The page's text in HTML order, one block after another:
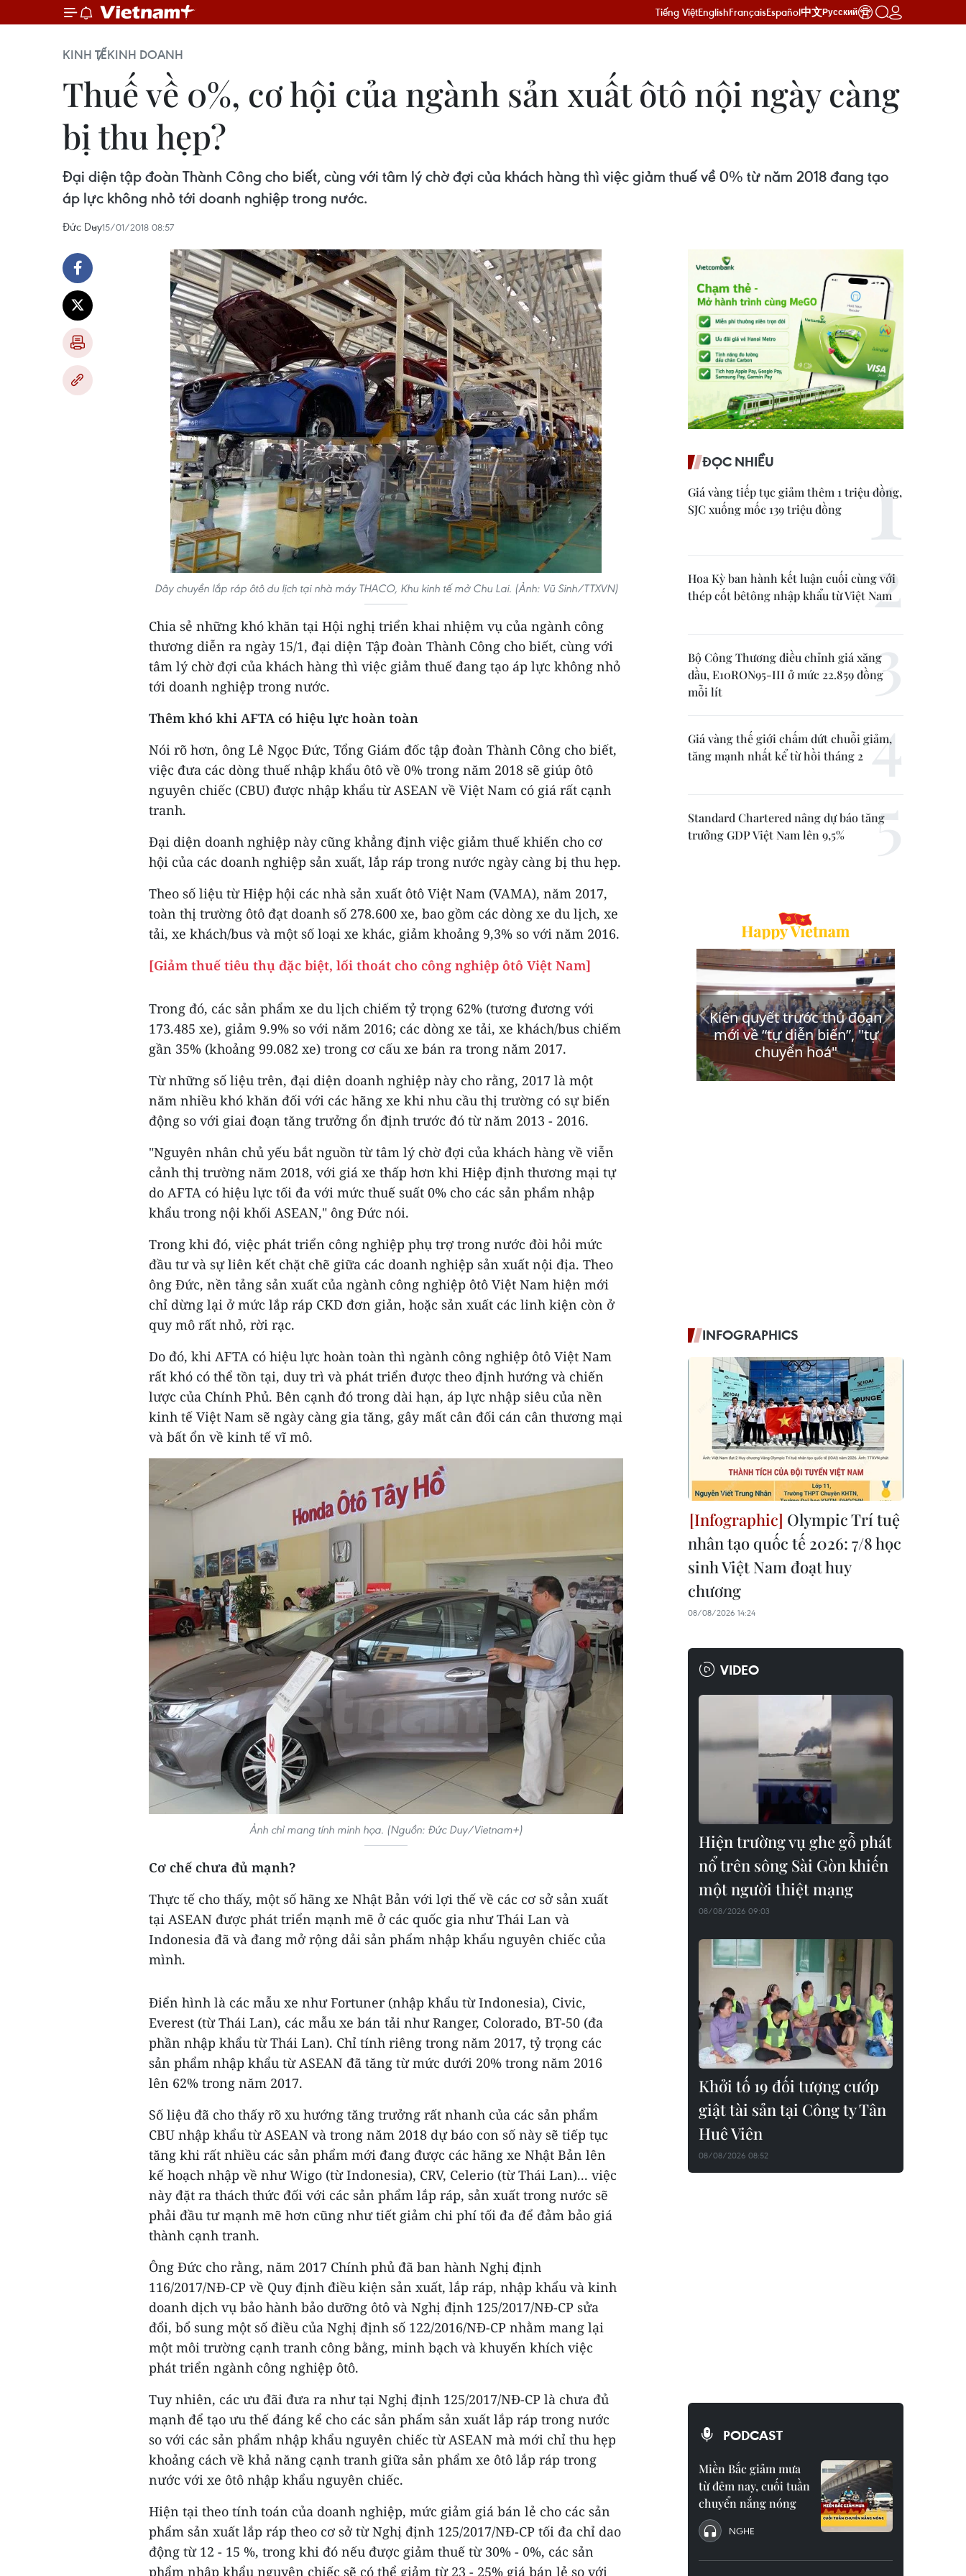
Tiếng ViệtEnglishFrançaisEspañol中文Русский
KINH TẾKINH DOANH
Thuế về 0%, cơ hội của ngành sản xuất ôtô nội ngày càng
bị thu hẹp?
Đại diện tập đoàn Thành Công cho biết, cùng với tâm lý chờ đợi của khách hàng thì việc giảm thuế về 0% từ năm 2018 đang tạo
áp lực không nhỏ tới doanh nghiệp trong nước.
Đức Duy15/01/2018 08:57
Dây chuyền lắp ráp ôtô du lịch tại nhà máy THACO, Khu kinh tế mở Chu Lai. (Ảnh: Vũ Sinh/TTXVN)
Chia sẻ những khó khăn tại Hội nghị triển khai nhiệm vụ của ngành công
thương diễn ra ngày 15/1, đại diện ​Tập đoàn Thành Công cho biết, cùng với
tâm lý chờ đợi của khách hàng thì việc giảm thuế đang tạo áp lực không nhỏ
tới doanh nghiệp trong nước.
Thêm khó khi AFTA có hiệu lực hoàn toàn
Nói rõ hơn, ông ​Lê Ngọc Đức, Tổng Giám đốc ​tập đoàn Thành Công cho biết,
việc đưa các dòng thuế nhập khẩu ôtô về 0% trong năm 2018 sẽ ​giúp ôtô
nguyên chiếc (CBU) được nhập khẩu từ ASEAN về Việt Nam có giá rất cạnh
tranh.
Đại diện doanh nghiệp này cũng khẳng định ​việc giảm thuế khiến cho cơ
hội của các doanh nghiệp sản xuất, lắp ráp trong nước ngày càng bị thu hẹp.
Theo số liệu từ Hiệp hội các nhà sản xuất ôtô Việt Nam (VAMA), năm 2017,
toàn thị trường ôtô đạt doanh số 278.600 xe, bao gồm các dòng xe du lịch, xe
tải, xe khách/bus và một số loại xe khác, giảm khoảng 9,3% so với năm 2016.
[Giảm thuế tiêu thụ đặc biệt, lối thoát cho công nghiệp ôtô Việt Nam]
Trong đó, các sản phẩm xe du lịch chiếm tỷ trọng 62% (tương đương với
173.485 xe), giảm 9.9% so với năm 2016; các dòng xe tải, xe khách/bus chiếm
gần 35% (khoảng 99.082 xe) trong cơ cấu xe bán ra trong năm 2017.
Từ những số liệu trên, đại diện doanh nghiệp này cho rằng, 2017 là một
năm nhiều khó khăn đối với các hãng xe khi nhu cầu thị trường có sự biến
động so với giai đoạn tăng trưởng ổn định trước đó từ năm 2013 - 2016.
"Nguyên nhân chủ yếu bắt nguồn từ tâm lý chờ đợi của khách hàng về viễn
cảnh thị trường năm 2018, với giá xe thấp hơn khi Hiệp định thương mại tự
do AFTA có hiệu lực tối đa với mức thuế suất 0% cho các sản phẩm nhập
khẩu trong nội khối ASEAN," ông Đức nói.
​Trong khi đó, việc phát triển công nghiệp phụ trợ trong nước đòi hỏi mức
đầu tư và sự liên kết chặt chẽ giữa các doanh nghiệp sản xuất nội địa. ​Theo
ông Đức, nền tảng sản xuất của ngành công nghiệp ôtô Việt Nam hiện mới
chỉ dừng lại ở mức lắp ráp CKD đơn giản, hoặc sản xuất các linh kiện còn ở
quy mô rất nhỏ, rời rạc.
Do đó, khi AFTA có hiệu lực hoàn toàn thì ngành công nghiệp ôtô Việt Nam
rất khó có thể tồn tại, duy trì và phát triển được theo định hướng và chiến
lược của Chính Phủ. Bên cạnh đó trong dài hạn, áp lực nhập siêu của nền
kinh tế Việt Nam sẽ ngày càng gia tăng, gây mất cân đối cán cân thương mại
và bất ổn về kinh tế vĩ mô.
Ảnh chỉ mang tính minh họa. (Nguồn: Đức Duy/Vietnam+)
Cơ chế chưa đủ mạnh?
Thực tế cho thấy, một số hãng xe Nhật Bản với lợi thế về các cơ sở sản xuất
tại ASEAN được phát triển mạnh mẽ ở các quốc gia như Thái Lan và
Indonesia đã và đang mở rộng dải sản phẩm nhập khẩu nguyên chiếc của
mình.
Điển hình là các mẫu xe như Fortuner (nhập khẩu từ Indonesia), Civic,
Everest (từ Thái Lan), các mẫu xe bán tải như Ranger, Colorado, BT-50 (đa
phần nhập khẩu từ Thái Lan). Chỉ tính riêng trong năm 2017, tỷ trọng các
sản phẩm nhập khẩu từ ASEAN đã tăng từ mức dưới 20% trong năm 2016
lên 62% trong năm 2017.
Số liệu đã cho thấy rõ xu hướng tăng trưởng rất nhanh của các sản phẩm
CBU nhập khẩu từ ASEAN và trong năm 2018 dự báo con số này sẽ tiếp tục
tăng khi rất nhiều các sản phẩm mới đang được các hãng xe Nhật Bản lên
kế hoạch nhập về như Wigo (từ Indonesia), CRV, Celerio (từ Thái Lan)... việc
này đặt ra thách thức đối với các sản phẩm lắp ráp, sản xuất trong nước sẽ
phải đầu tư mạnh mẽ hơn cũng như tiết giảm chi phí tối đa để đảm bảo giá
thành cạnh tranh.
Ông Đức cho rằng, năm 2017 Chính phủ đã ban hành Nghị định
116/2017/NĐ-CP về Quy định điều kiện sản xuất, lắp ráp, nhập khẩu và kinh
doanh dịch vụ bảo hành bảo dưỡng ôtô và Nghị định 125/2017/NĐ-CP sửa
đổi, bổ sung một số điều của Nghị định số 122/2016/NĐ-CP nhằm mang lại
một môi trường cạnh tranh công bằng, minh bạch và khuyến khích việc
phát triển ngành công nghiệp ôtô.
Tuy nhiên, các ưu đãi đưa ra như tại Nghị định 125/2017/NĐ-CP là chưa đủ
mạnh để tạo ưu thế đáng kể cho các sản phẩm sản xuất lắp ráp trong nước
so với các sản phẩm nhập khẩu nguyên chiếc từ ASEAN mà mới chỉ thu hẹp
khoảng cách về khả năng cạnh tranh giữa sản phẩm xe ôtô lắp ráp trong
nước với xe ôtô nhập khẩu nguyên chiếc.
Hiện tại theo tính toán của doanh nghiệp, mức giảm giá bán lẻ cho các sản
phẩm sản xuất lắp ráp theo cơ sở từ Nghị định 125/2017/NĐ-CP tối đa chỉ dao
động từ 12 - 15 %, trong khi đó nếu được giảm thuế từ 30% - 0%, các sản
phẩm nhập khẩu nguyên chiếc sẽ có thể giảm từ 23 - 25% giá bán lẻ so với
ĐỌC NHIỀU
Giá vàng tiếp tục giảm thêm 1 triệu đồng,
SJC xuống mốc 139 triệu đồng
Hoa Kỳ ban hành kết luận cuối cùng với
thép cốt bêtông nhập khẩu từ Việt Nam
Bộ Công Thương điều chỉnh giá xăng
dầu, E10RON95-III ở mức 22.859 đồng
mỗi lít
Giá vàng thế giới chấm dứt chuỗi giảm,
tăng mạnh nhất kể từ hồi tháng 2
Standard Chartered nâng dự báo tăng
trưởng GDP Việt Nam lên 9,5%
INFOGRAPHICS
Olympic Trí tuệ
nhân tạo quốc tế 2026: 7/8 học
sinh Việt Nam đoạt huy
chương
08/08/2026 14:24
VIDEO
Hiện trường vụ ghe gỗ phát
nổ trên sông Sài Gòn khiến
một người thiệt mạng
08/08/2026 09:03
Khởi tố 19 đối tượng cướp
giật tài sản tại Công ty Tân
Huê Viên
08/08/2026 08:52
PODCAST
Miền Bắc giảm mưa
từ đêm nay, cuối tuần
chuyển nắng nóng
NGHE